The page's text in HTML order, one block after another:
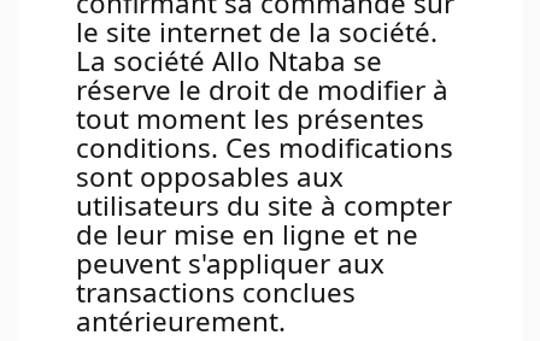
le site internet de la société.
La société Allo Ntaba se
réserve le droit de modifier à
tout moment les présentes
conditions. Ces modifications
sont opposables aux
utilisateurs du site à compter
de leur mise en ligne et ne
peuvent s'appliquer aux
transactions conclues
antérieurement.